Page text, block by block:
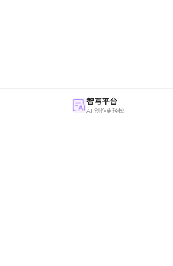
智写平台
AI 创作更轻松